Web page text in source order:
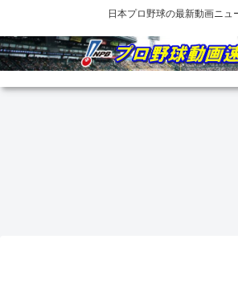
日本プロ野球の最新動画ニュ